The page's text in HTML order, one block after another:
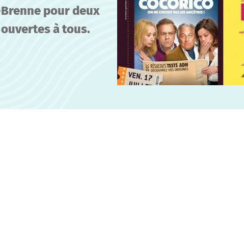
pour deux
à tous.